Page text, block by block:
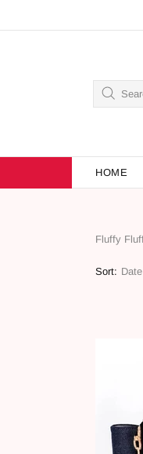
HOME
Fluffy
Sort: